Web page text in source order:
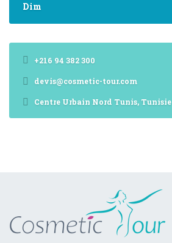
Dim
+216 94 382 300
devis@cosmetic-tour.com
Centre Urbain Nord Tunis, Tunisie